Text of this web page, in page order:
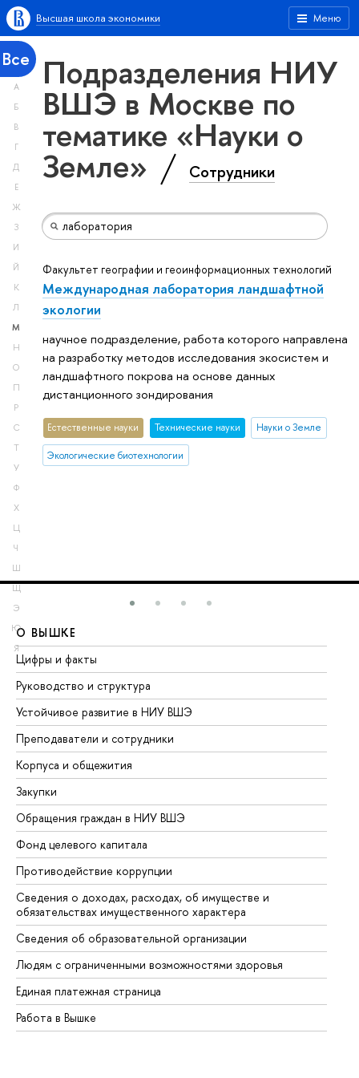
Меню
Высшая школа экономики
Все
А
Б
В
Г
Д
Е
Ж
З
И
Й
К
Л
М
Н
О
П
Р
С
Т
У
Ф
Х
Ц
Ч
Ш
Щ
Э
Ю
Я
Подразделения НИУ
ВШЭ в Москве по
тематике «Науки о
Земле» Сотрудники
Факультет географии и геоинформационных технологий
Международная лаборатория ландшафтной
экологии
научное подразделение, работа которого направлена
на разработку методов исследования экосистем и
ландшафтного покрова на основе данных
дистанционного зондирования
Естественные науки Тех­ничес­кие науки Науки о Земле
Экологические биотехнологии
О ВЫШКЕ
Цифры и факты
Руководство и структура
Устойчивое развитие в НИУ ВШЭ
Преподаватели и сотрудники
Корпуса и общежития
Закупки
Обращения граждан в НИУ ВШЭ
Фонд целевого капитала
Противодействие коррупции
Сведения о доходах, расходах, об имуществе и
обязательствах имущественного характера
Сведения об образовательной организации
Людям с ограниченными возможностями здоровья
Единая платежная страница
Работа в Вышке